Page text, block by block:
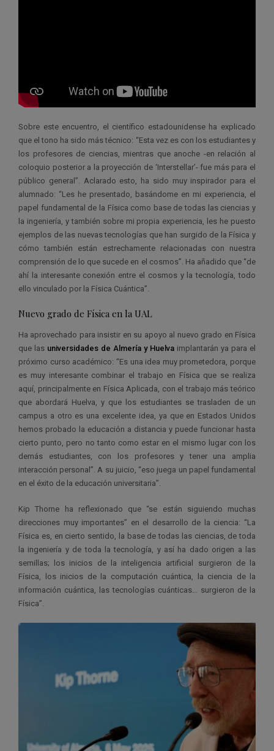
Sobre este encuentro, el científico estadounidense ha explicado
que el tono ha sido más técnico: “Esta vez es con los estudiantes y
los profesores de ciencias, mientras que anoche -en relación al
coloquio posterior a la proyección de ‘Interstellar’- fue más para el
público general”. Aclarado esto, ha sido muy inspirador para el
alumnado: “Les he presentado, basándome en mi experiencia, el
papel fundamental de la Física como base de todas las ciencias y
la ingeniería, y también sobre mi propia experiencia, les he puesto
ejemplos de las nuevas tecnologías que han surgido de la Física y
cómo también están estrechamente relacionadas con nuestra
comprensión de lo que sucede en el cosmos”. Ha añadido que “de
ahí la interesante conexión entre el cosmos y la tecnología, todo
ello vinculado por la Física Cuántica”.
Nuevo grado de Física en la UAL
Ha aprovechado para insistir en su apoyo al nuevo grado en Física
que las universidades de Almería y Huelva implantarán ya para el
próximo curso académico: “Es una idea muy prometedora, porque
es muy interesante combinar el trabajo en Física que se realiza
aquí, principalmente en Física Aplicada, con el trabajo más teórico
que abordará Huelva, y que los estudiantes se trasladen de un
campus a otro es una excelente idea, ya que en Estados Unidos
hemos probado la educación a distancia y puede funcionar hasta
cierto punto, pero no tanto como estar en el mismo lugar con los
demás estudiantes, con los profesores y tener una amplia
interacción personal”. A su juicio, “eso juega un papel fundamental
en el éxito de la educación universitaria”.
Kip Thorne ha reflexionado que “se están siguiendo muchas
direcciones muy importantes” en el desarrollo de la ciencia: “La
Física es, en cierto sentido, la base de todas las ciencias, de toda
la ingeniería y de toda la tecnología, y así ha dado origen a las
semillas; los inicios de la inteligencia artificial surgieron de la
Física, los inicios de la computación cuántica, la ciencia de la
información cuántica, las tecnologías cuánticas… surgieron de la
Física”.